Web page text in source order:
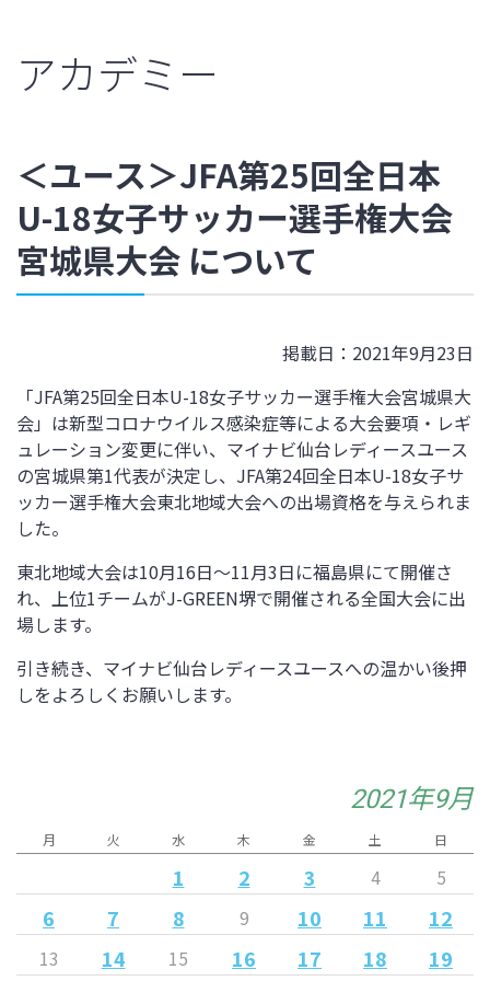
アカデミー
＜ユース＞JFA第25回全日本
U-18女子サッカー選手権大会
宮城県大会 について
掲載日：2021年9月23日
「JFA第25回全日本U-18女子サッカー選手権大会宮城県大
会」は新型コロナウイルス感染症等による大会要項・レギ
ュレーション変更に伴い、マイナビ仙台レディースユース
の宮城県第1代表が決定し、JFA第24回全日本U-18女子サ
ッカー選手権大会東北地域大会への出場資格を与えられま
した。
東北地域大会は10月16日～11月3日に福島県にて開催さ
れ、上位1チームがJ-GREEN堺で開催される全国大会に出
場します。
引き続き、マイナビ仙台レディースユースへの温かい後押
しをよろしくお願いします。
2021年9月
月 火 水 木 金 土 日
1 2 3 4 5
6 7 8 9 10 11 12
13 14 15 16 17 18 19